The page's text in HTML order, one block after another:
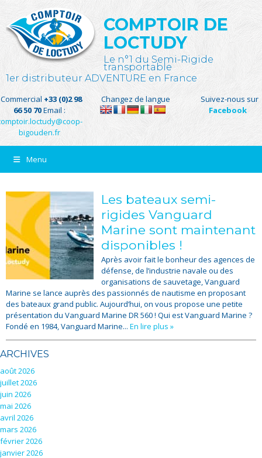
COMPTOIR DE
LOCTUDY
Le n°1 du Semi-Rigide
transportable
1er distributeur ADVENTURE en France
+33 (0)2 98
66 50 70Email :
bigouden.fr
Changez de langue
Suivez-nous sur
Facebook
Menu
Les bateaux semi-
rigides Vanguard
Marine sont maintenant
disponibles !
Après avoir fait le bonheur des agences de
défense, de l’industrie navale ou des
organisations de sauvetage, Vanguard
Marine se lance auprès des passionnés de nautisme en proposant
des bateaux grand public. Aujourd’hui, on vous propose une petite
présentation du Vanguard Marine DR 560 ! Qui est Vanguard Marine ?
Fondé en 1984, Vanguard Marine... En lire plus »
ARCHIVES
août 2026
juillet 2026
juin 2026
mai 2026
avril 2026
mars 2026
février 2026
janvier 2026